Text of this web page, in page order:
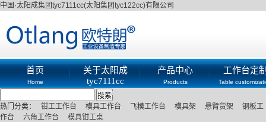
中国·太阳成集团tyc7111cc(太阳集团tyc122cc)有限公司
首页
Home
关于太阳成
tyc7111cc
About
产品中心
Products
工作台定
Table
热门分类： 钳工工作台 模具工作台 飞模工作台 模具架 悬臂货架
钢板工
作台
六角工作台
模具钳工桌